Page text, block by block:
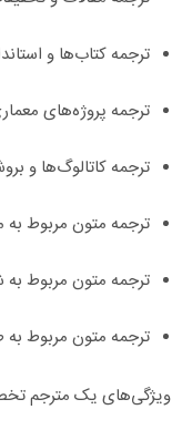
ترجمه کتاب‌ها و
ترجمه پروژه‌های
ترجمه کاتالوگ‌ها و
ترجمه متون مربوط به
ترجمه متون مربوط
ترجمه متون مربوط
ویژگی‌های یک مترجم